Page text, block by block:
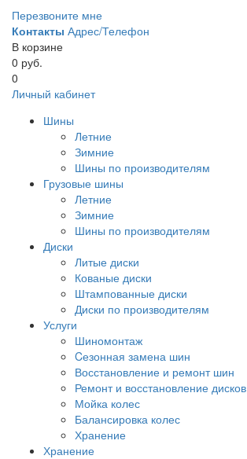
Перезвоните мне
Контакты Адрес/Телефон
В корзине
0 руб.
0
Личный кабинет
Шины
Летние
Зимние
Шины по производителям
Грузовые шины
Летние
Зимние
Шины по производителям
Диски
Литые диски
Кованые диски
Штампованные диски
Диски по производителям
Услуги
Шиномонтаж
Cезонная замена шин
Восстановление и ремонт шин
Ремонт и восстановление дисков
Мойка колес
Балансировка колес
Хранение
Хранение